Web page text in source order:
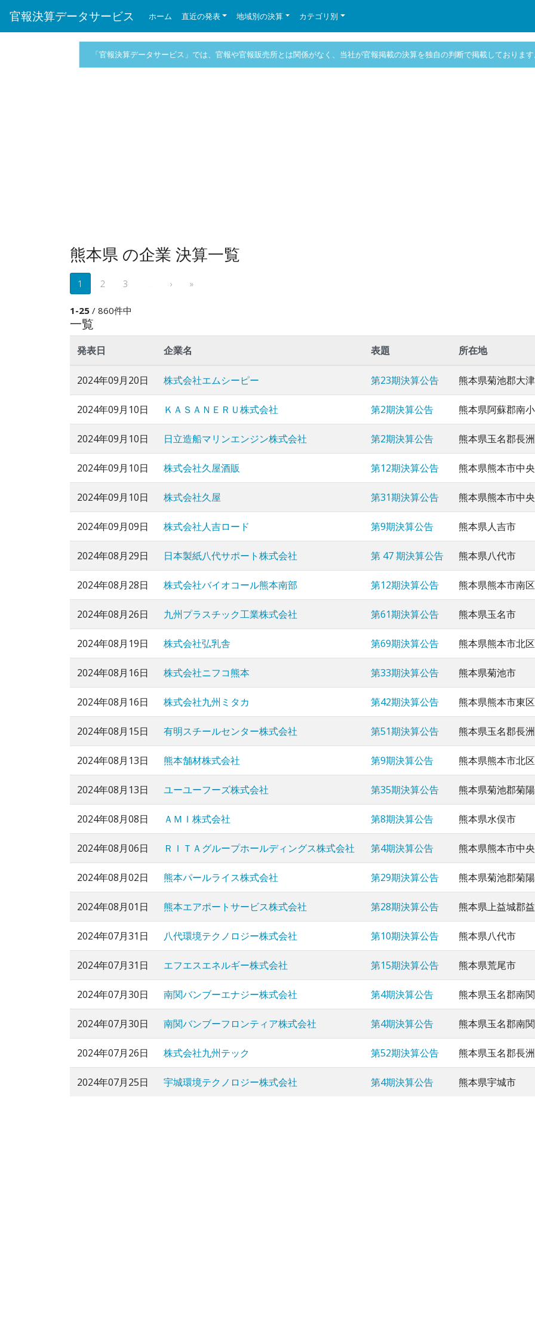
官報決算データサービス ホーム 直近の発表 地域別の決算 カテゴリ別
「官報決算データサービス」では、官報や官報販売所とは関係がなく、当社が官報掲載の決算を独自の判断で掲載しております
熊本県 の企業 決算一覧
1 2 3 › »
1-25 / 860件中
一覧
発表日 企業名 表題 所在地
2024年09月20日 株式会社エムシーピー 第23期決算公告 熊本県菊池郡大
2024年09月10日 ＫＡＳＡＮＥＲＵ株式会社 第2期決算公告 熊本県阿蘇郡南
2024年09月10日 日立造船マリンエンジン株式会社 第2期決算公告 熊本県玉名郡長
2024年09月10日 株式会社久屋酒販 第12期決算公告 熊本県熊本市中
2024年09月10日 株式会社久屋 第31期決算公告 熊本県熊本市中
2024年09月09日 株式会社人吉ロード 第9期決算公告 熊本県人吉市
2024年08月29日 日本製紙八代サポート株式会社 第 47 期決算公告 熊本県八代市
2024年08月28日 株式会社バイオコール熊本南部 第12期決算公告 熊本県熊本市南区
2024年08月26日 九州プラスチック工業株式会社 第61期決算公告 熊本県玉名市
2024年08月19日 株式会社弘乳舎 第69期決算公告 熊本県熊本市北区
2024年08月16日 株式会社ニフコ熊本 第33期決算公告 熊本県菊池市
2024年08月16日 株式会社九州ミタカ 第42期決算公告 熊本県熊本市東区
2024年08月15日 有明スチールセンター株式会社 第51期決算公告 熊本県玉名郡長
2024年08月13日 熊本舗材株式会社 第9期決算公告 熊本県熊本市北区
2024年08月13日 ユーユーフーズ株式会社 第35期決算公告 熊本県菊池郡菊
2024年08月08日 ＡＭＩ株式会社 第8期決算公告 熊本県水俣市
2024年08月06日 ＲＩＴＡグループホールディングス株式会社 第4期決算公告 熊本県熊本市中
2024年08月02日 熊本パールライス株式会社 第29期決算公告 熊本県菊池郡菊
2024年08月01日 熊本エアポートサービス株式会社 第28期決算公告 熊本県上益城郡
2024年07月31日 八代環境テクノロジー株式会社 第10期決算公告 熊本県八代市
2024年07月31日 エフエスエネルギー株式会社 第15期決算公告 熊本県荒尾市
2024年07月30日 南関バンブーエナジー株式会社 第4期決算公告 熊本県玉名郡南
2024年07月30日 南関バンブーフロンティア株式会社 第4期決算公告 熊本県玉名郡南
2024年07月26日 株式会社九州テック 第52期決算公告 熊本県玉名郡長
2024年07月25日 宇城環境テクノロジー株式会社 第4期決算公告 熊本県宇城市